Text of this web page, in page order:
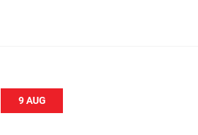
9 AUG